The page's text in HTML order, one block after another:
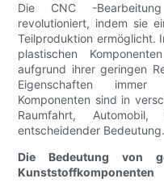
Die CNC -
revolutioniert, indem sie
Teilproduktion ermöglicht.
plastischen
aufgrund ihrer geringen
Eigenschaften
Komponenten sind in
Raumfahrt,
entscheidender Bedeutung.
Die Bedeutung von
Kunststoffkomponenten